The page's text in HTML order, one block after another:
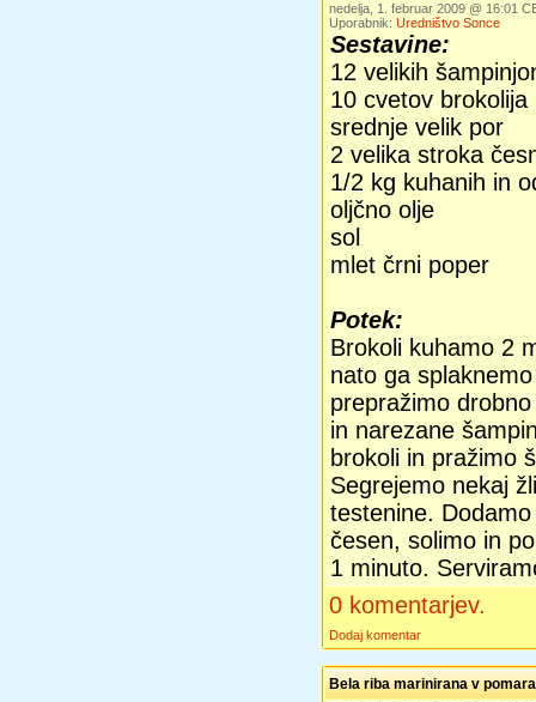
nedelja, 1. februar 2009 @ 16:01
Uporabnik: Uredništvo Sonce
Sestavine:
12 velikih
10 cvetov brokolija
srednje velik por
2 velika stroka
1/2 kg kuhanih in
oljčno olje
sol
mlet črni poper
Potek:
Brokoli kuhamo 2
nato ga
prepražimo
in narezane
brokoli in pražimo
Segrejemo nekaj
testenine.
česen, solimo in
1 minuto.
0 komentarjev.
Dodaj komentar
Bela riba marinirana v